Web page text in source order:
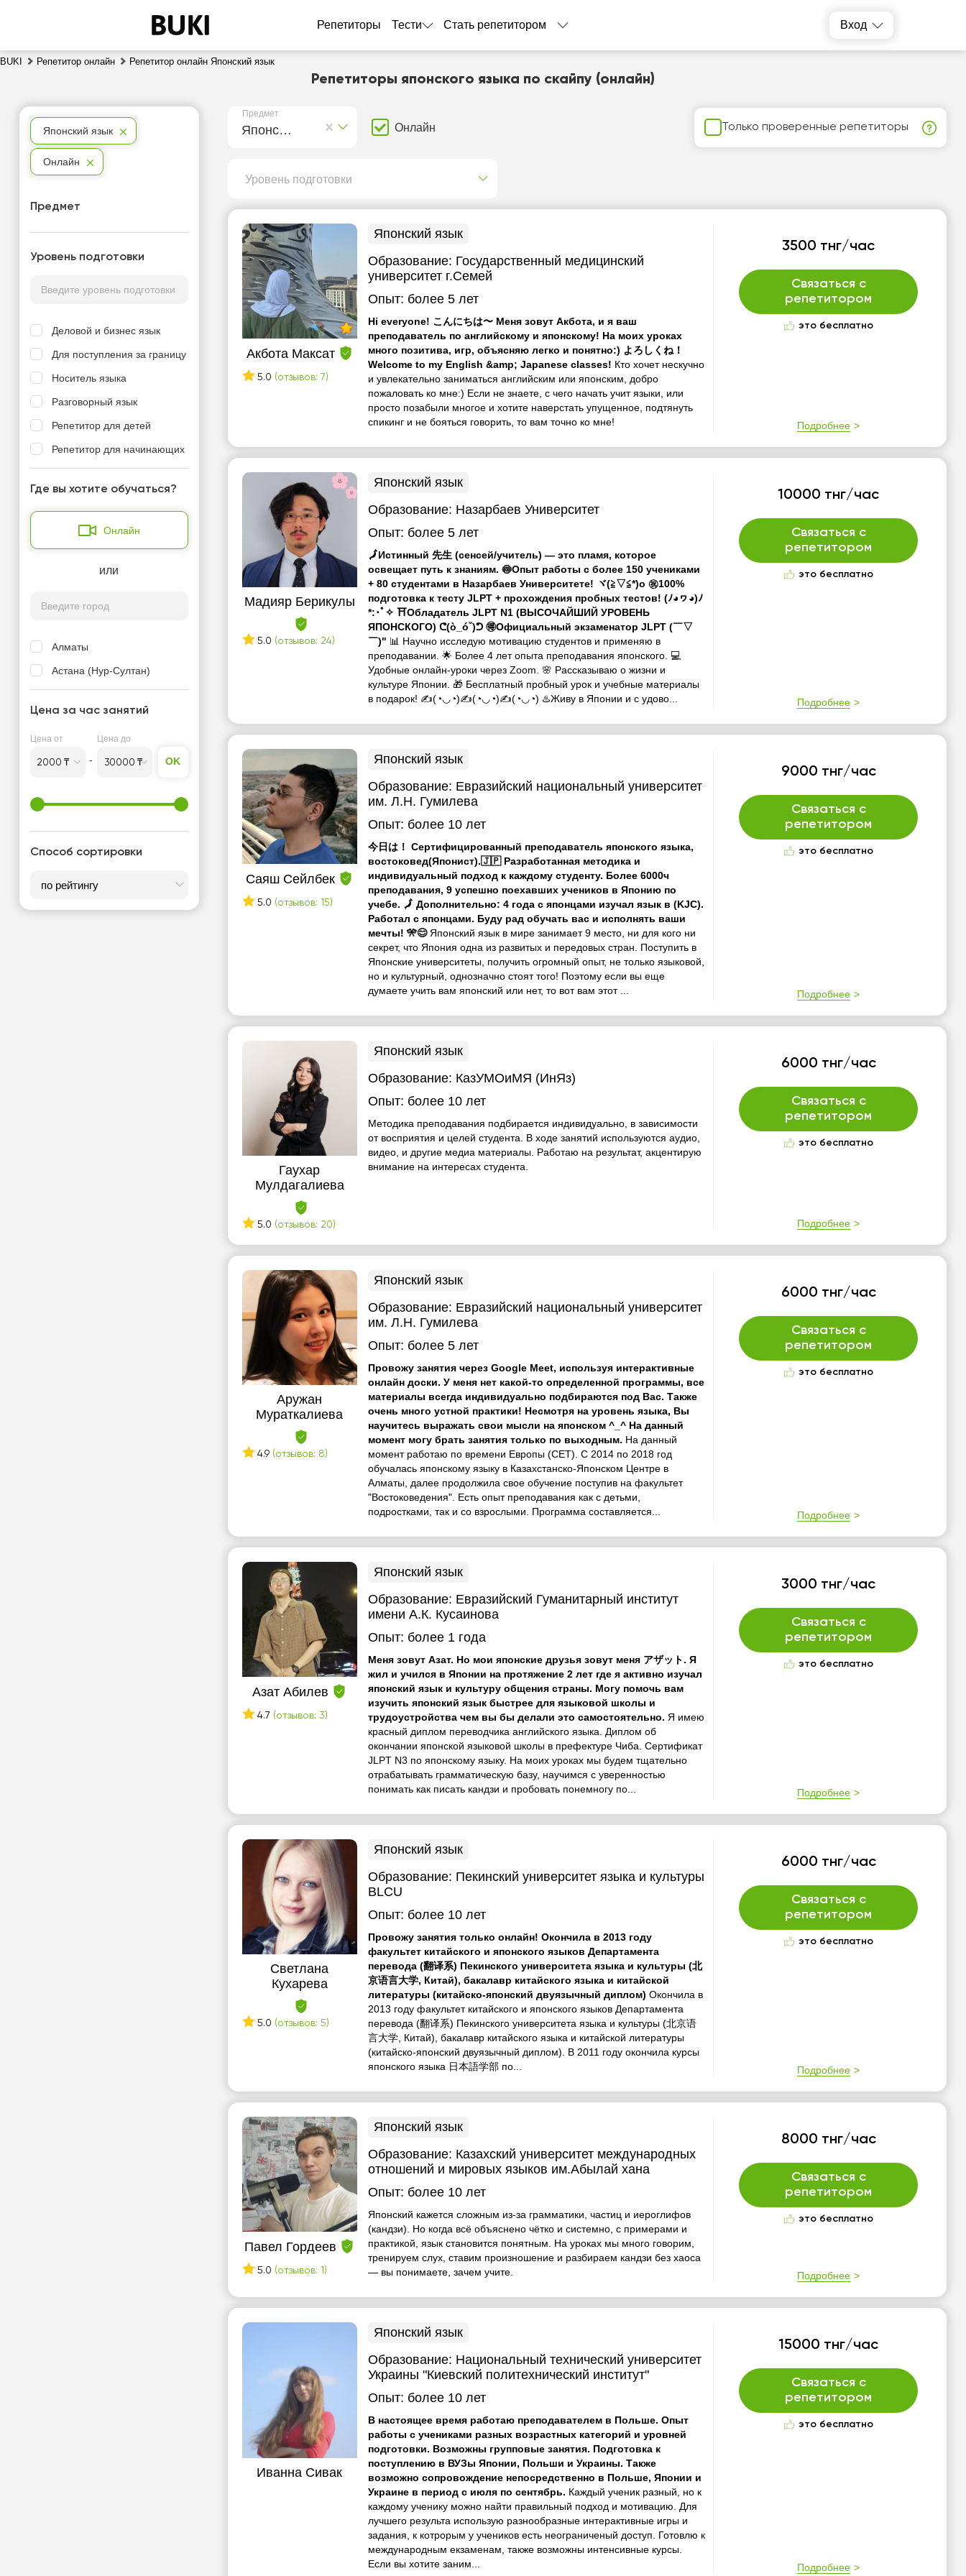
Репетиторы Тести Стать репетитором Вход
BUKI Репетитор онлайн Репетитор онлайн Японский язык
Репетиторы японского языка по скайпу (онлайн)
Предмет
Японский язык Онлайн Только проверенные репетиторы
Уровень подготовки
Акбота Максат
5.0 (отзывов: 7)
Японский язык
Образование: Государственный медицинский
университет г.Семей
Опыт: более 5 лет
Hi everyone! こんにちは〜 Меня зовут Акбота, и я ваш
преподаватель по английскому и японскому! На моих уроках
много позитива, игр, объясняю легко и понятно:) よろしくね！
Welcome to my English &amp; Japanese classes! Кто хочет нескучно
и увлекательно заниматься английским или японским, добро
пожаловать ко мне:) Если не знаете, с чего начать учит языки, или
просто позабыли многое и хотите наверстать упущенное, подтянуть
спикинг и не бояться говорить, то вам точно ко мне!
3500 тнг/час
Связаться с
репетитором
это бесплатно
Подробнее
Мадияр Берикулы
5.0 (отзывов: 24)
Японский язык
Образование: Назарбаев Университет
Опыт: более 5 лет
🗾Истинный 先生 (сенсей/учитель) — это пламя, которое
освещает путь к знаниям. 🍥Опыт работы с более 150 учениками
+ 80 студентами в Назарбаев Университете! ヾ(≧▽≦*)o ㊗️100%
подготовка к тесту JLPT + прохождения пробных тестов! (ﾉ◕ヮ◕)ﾉ
*:･ﾟ✧ ⛩️Обладатель JLPT N1 (ВЫСОЧАЙШИЙ УРОВЕНЬ
ЯПОНСКОГО) ᕦ⁠(⁠ò⁠_⁠ó⁠ˇ⁠)⁠ᕤ 🉐Официальный экзаменатор JLPT (￣▽
￣)" 📊 Научно исследую мотивацию студентов и применяю в
преподавании. 🌟 Более 4 лет опыта преподавания японского. 💻
Удобные онлайн-уроки через Zoom. 🌸 Рассказываю о жизни и
культуре Японии. 🎁 Бесплатный пробный урок и учебные материалы
в подарок! ✍️(◔◡◔)✍️(◔◡◔)✍️(◔◡◔) ♨️Живу в Японии и с удово...
10000 тнг/час
Связаться с
репетитором
это бесплатно
Подробнее
Саяш Сейлбек
5.0 (отзывов: 15)
Японский язык
Образование: Евразийский национальный университет
им. Л.Н. Гумилева
Опыт: более 10 лет
今日は！ Сертифицированный преподаватель японского языка,
востоковед(Японист).🇯🇵 Разработанная методика и
индивидуальный подход к каждому студенту. Более 6000ч
преподавания, 9 успешно поехавших учеников в Японию по
учебе. 🗾 Дополнительно: 4 года с японцами изучал язык в (KJC).
Работал с японцами. Буду рад обучать вас и исполнять ваши
мечты! 🎌😊 Японский язык в мире занимает 9 место, ни для кого ни
секрет, что Япония одна из развитых и передовых стран. Поступить в
Японские университеты, получить огромный опыт, не только языковой,
но и культурный, однозначно стоят того! Поэтому если вы еще
думаете учить вам японский или нет, то вот вам этот ...
9000 тнг/час
Связаться с
репетитором
это бесплатно
Подробнее
Гаухар
Мулдагалиева
5.0 (отзывов: 20)
Японский язык
Образование: КазУМОиМЯ (ИнЯз)
Опыт: более 10 лет
Методика преподавания подбирается индивидуально, в зависимости
от восприятия и целей студента. В ходе занятий используются аудио,
видео, и другие медиа материалы. Работаю на результат, акцентирую
внимание на интересах студента.
6000 тнг/час
Связаться с
репетитором
это бесплатно
Подробнее
Аружан
Мураткалиева
4.9 (отзывов: 8)
Японский язык
Образование: Евразийский национальный университет
им. Л.Н. Гумилева
Опыт: более 5 лет
Провожу занятия через Google Meet, используя интерактивные
онлайн доски. У меня нет какой-то определенной программы, все
материалы всегда индивидуально подбираются под Вас. Также
очень много устной практики! Несмотря на уровень языка, Вы
научитесь выражать свои мысли на японском ^_^ На данный
момент могу брать занятия только по выходным. На данный
момент работаю по времени Европы (CET). С 2014 по 2018 год
обучалась японскому языку в Казахстанско-Японском Центре в
Алматы, далее продолжила свое обучение поступив на факультет
"Востоковедения". Есть опыт преподавания как с детьми,
подростками, так и со взрослыми. Программа составляется...
6000 тнг/час
Связаться с
репетитором
это бесплатно
Подробнее
Азат Абилев
4.7 (отзывов: 3)
Японский язык
Образование: Евразийский Гуманитарный институт
имени А.К. Кусаинова
Опыт: более 1 года
Меня зовут Азат. Но мои японские друзья зовут меня アザット. Я
жил и учился в Японии на протяжение 2 лет где я активно изучал
японский язык и культуру общения страны. Могу помочь вам
изучить японский язык быстрее для языковой школы и
трудоустройства чем вы бы делали это самостоятельно. Я имею
красный диплом переводчика английского языка. Диплом об
окончании японской языковой школы в префектуре Чиба. Сертификат
JLPT N3 по японскому языку. На моих уроках мы будем тщательно
отрабатывать грамматическую базу, научимся с уверенностью
понимать как писать кандзи и пробовать понемногу по...
3000 тнг/час
Связаться с
репетитором
это бесплатно
Подробнее
Светлана
Кухарева
5.0 (отзывов: 5)
Японский язык
Образование: Пекинский университет языка и культуры
BLCU
Опыт: более 10 лет
Провожу занятия только онлайн! Окончила в 2013 году
факультет китайского и японского языков Департамента
перевода (翻译系) Пекинского университета языка и культуры (北
京语言大学, Китай), бакалавр китайского языка и китайской
литературы (китайско-японский двуязычный диплом) Окончила в
2013 году факультет китайского и японского языков Департамента
перевода (翻译系) Пекинского университета языка и культуры (北京语
言大学, Китай), бакалавр китайского языка и китайской литературы
(китайско-японский двуязычный диплом). В 2011 году окончила курсы
японского языка 日本語学部 по...
6000 тнг/час
Связаться с
репетитором
это бесплатно
Подробнее
Павел Гордеев
5.0 (отзывов: 1)
Японский язык
Образование: Казахский университет международных
отношений и мировых языков им.Абылай хана
Опыт: более 10 лет
Японский кажется сложным из-за грамматики, частиц и иероглифов
(кандзи). Но когда всё объяснено чётко и системно, с примерами и
практикой, язык становится понятным. На уроках мы много говорим,
тренируем слух, ставим произношение и разбираем кандзи без хаоса
— вы понимаете, зачем учите.
8000 тнг/час
Связаться с
репетитором
это бесплатно
Подробнее
Иванна Сивак
Японский язык
Образование: Национальный технический университет
Украины "Киевский политехнический институт"
Опыт: более 10 лет
В настоящее время работаю преподавателем в Польше. Опыт
работы с учениками разных возрастных категорий и уровней
подготовки. Возможны групповые занятия. Подготовка к
поступлению в ВУЗы Японии, Польши и Украины. Также
возможно сопровождение непосредственно в Польше, Японии и
Украине в период с июля по сентябрь. Каждый ученик разный, но к
каждому ученику можно найти правильный подход и мотивацию. Для
лучшего результа использую разнообразные интерактивные игры и
задания, к котрорым у учеников есть неограниченый доступ. Готовлю к
международным екзаменам, также возможны интенсивные курсы.
Если вы хотите заним...
15000 тнг/час
Связаться с
репетитором
это бесплатно
Подробнее
Японский язык
Онлайн
Предмет
Уровень подготовки
Деловой и бизнес язык
Для поступления за границу
Носитель языка
Разговорный язык
Репетитор для детей
Репетитор для начинающих
Где вы хотите обучаться?
Онлайн
или
Алматы
Астана (Нур-Султан)
Цена за час занятий
Цена от Цена до
OK
Способ сортировки